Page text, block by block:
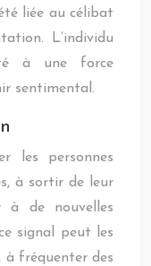
liée au célibat
L’individu
à une force
sentimental.
les personnes
à sortir de leur
à de nouvelles
signal peut les
à fréquenter des